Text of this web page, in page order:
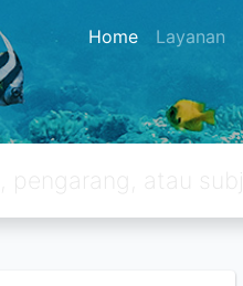
Home Layanan